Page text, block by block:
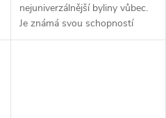
nejuniverzálnější byliny vůbec.
Je známá svou schopností
zklidnit, navodit pocit pohody a